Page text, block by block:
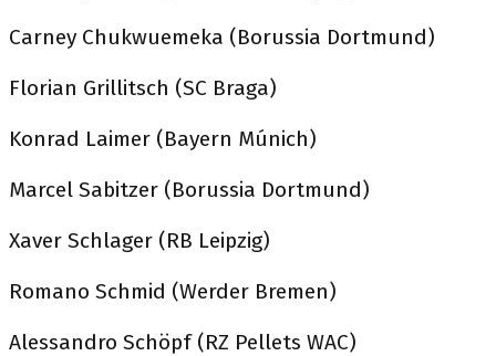
Carney Chukwuemeka (Borussia Dortmund)
Florian Grillitsch (SC Braga)
Konrad Laimer (Bayern Múnich)
Marcel Sabitzer (Borussia Dortmund)
Xaver Schlager (RB Leipzig)
Romano Schmid (Werder Bremen)
Alessandro Schöpf (RZ Pellets WAC)